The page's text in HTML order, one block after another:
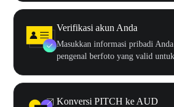
Verifikasi akun Anda
Masukkan informasi pribadi
pengenal berfoto yang valid
Konversi PITCH ke AUD